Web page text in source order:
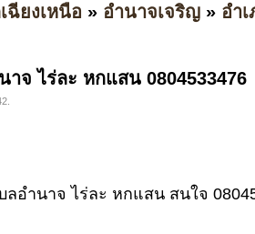
ฉียงเหนือ » อำนาจเจริญ » อำ
จ ไร่ละ หกแสน 0804533476
อำนาจ ไร่ละ หกแสน สนใจ